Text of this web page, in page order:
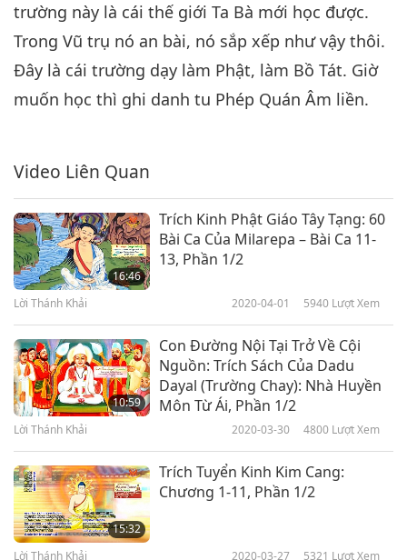
5
20:04
Mục Đích Của Con Người, Phần
5/12, UC Irvine, CA, Hoa Kỳ
Lời Thánh Khải 2022-03-18
19:30
Lời Thánh Khải 2022-03-19 5247Lượt Xem
22:25
7/12, UC Irvine, CA, Hoa Kỳ
Lời Thánh Khải 2022-03-21 5631Lượt Xem
22:32
Mục Đích Của Con Người, Phần
8/12: Vấn Đáp, UC Irvine, CA,
Hoa Kỳ
Lời Thánh Khải 2022-03-22 5232
Phần 9/12: Vấn Đáp, UC
trường này là cái thế giới Ta Bà mới học được.
Trong Vũ trụ nó an bài, nó sắp xếp như vậy thôi.
Đây là cái trường dạy làm Phật, làm Bồ Tát. Giờ
muốn học thì ghi danh tu Phép Quán Âm liền.
Video Liên Quan
16:46
Trích Kinh Phật Giáo Tây Tạng: 60
Bài Ca Của Milarepa – Bài Ca 11-
13, Phần 1/2
Lời Thánh Khải 2020-04-01 5940 Lượt Xem
10:59
Con Đường Nội Tại Trở Về Cội
Nguồn: Trích Sách Của Dadu
Dayal (Trường Chay): Nhà Huyền
Môn Từ Ái, Phần 1/2
Lời Thánh Khải 2020-03-30 4800 Lượt Xem
15:32
Trích Tuyển Kinh Kim Cang:
Chương 1-11, Phần 1/2
Lời Thánh Khải 2020-03-27 5321 Lượt Xem